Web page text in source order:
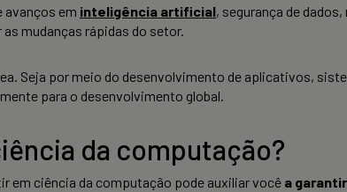
avanços em inteligência artificial, segurança de
mudanças rápidas do setor.
Seja por meio do desenvolvimento de aplicativos,
para o desenvolvimento global.
da computação?
em ciência da computação pode auxiliar você a